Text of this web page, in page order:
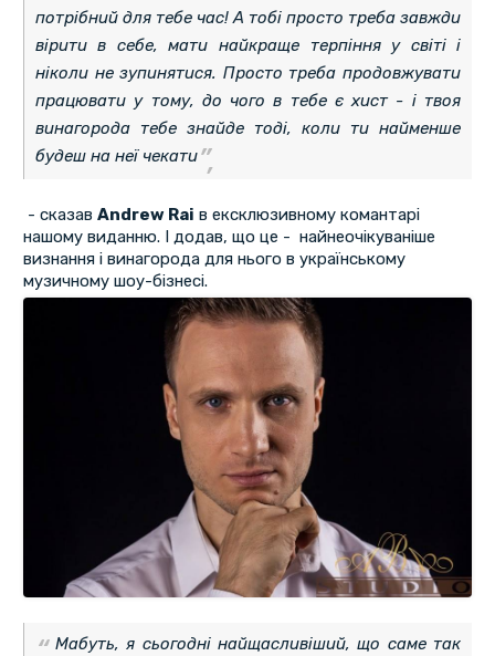
потрібний для тебе час! А тобі просто треба завжди
вірити в себе, мати найкраще терпіння у світі і
ніколи не зупинятися. Просто треба продовжувати
працювати у тому, до чого в тебе є хист - і твоя
винагорода тебе знайде тоді, коли ти найменше
будеш на неї чекати
- сказав Andrew Rai в ексклюзивному комантарі
нашому виданню. І додав, що це - найнеочікуваніше
визнання і винагорода для нього в українському
музичному шоу-бізнесі.
Мабуть, я сьогодні найщасливіший, що саме так